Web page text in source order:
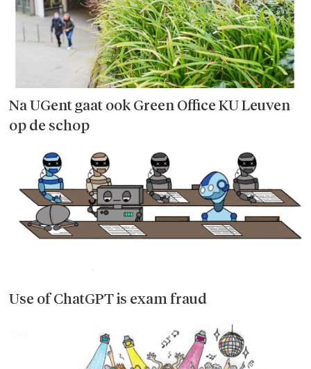
Na UGent gaat ook Green Office KU Leuven
op de schop
Use of ChatGPT is exam fraud